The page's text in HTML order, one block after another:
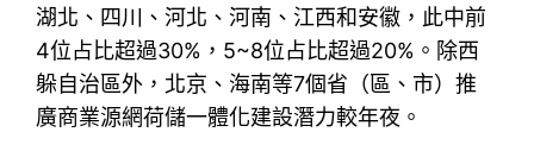
湖北、四川、河北、河南、江西和安徽，此中前
4位占比超過30%，5~8位占比超過20%。除西
躲自治區外，北京、海南等7個省（區、市）推
廣商業源網荷儲一體化建設潛力較年夜。